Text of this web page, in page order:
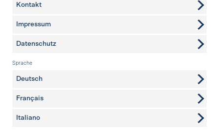
weitere Seiten
Kontakt
Impressum
Datenschutz
Sprache
Deutsch
Français
Italiano